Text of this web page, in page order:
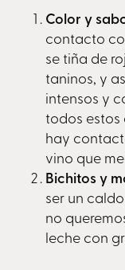
Color y
contacto
se tiña de
taninos, y
intensos y
todos estos
hay
vino que
Bichitos y
ser un
no
leche con